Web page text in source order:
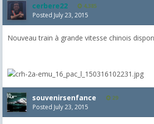
cerbere22 4,385
Posted July 23, 2015
Nouveau train à grande vitesse chinois
souvenirsenfance 29
Posted July 23, 2015